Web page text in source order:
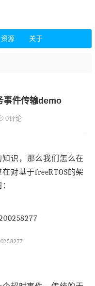
资源 关于
事件传输demo
0评论
知识，那么我们怎么在
对基于freeRTOS的架